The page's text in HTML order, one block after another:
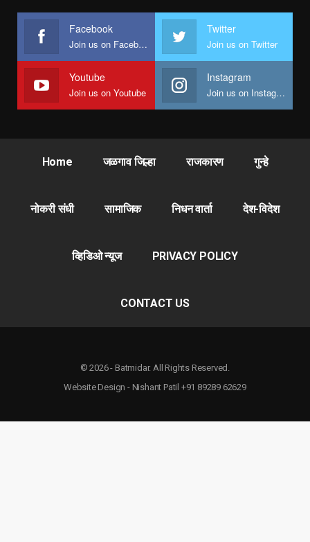
Facebook
Join us on Facebook
Twitter
Join us on Twitter
Youtube
Join us on Youtube
Instagram
Join us on Instagram
Home जळगाव जिल्हा राजकारण गुन्हे
नोकरी संधी सामाजिक निधन वार्ता देश-विदेश
व्हिडिओ न्यूज PRIVACY POLICY
CONTACT US
© 2026 - Batmidar. All Rights Reserved.
Website Design - Nishant Patil +91 89289 62629